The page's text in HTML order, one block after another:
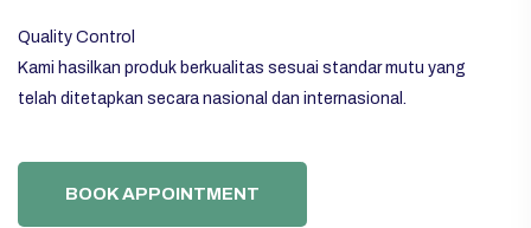
Quality Control
Kami hasilkan produk berkualitas sesuai standar mutu yang
telah ditetapkan secara nasional dan internasional.
BOOK APPOINTMENT